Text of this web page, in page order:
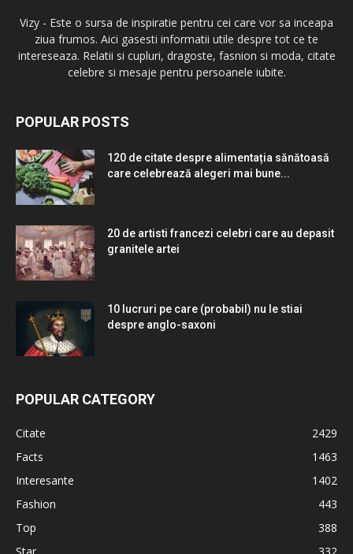
Vizy - Este o sursa de inspiratie pentru cei care vor sa inceapa
ziua frumos. Aici gasesti informatii utile despre tot ce te
intereseaza. Relatii si cupluri, dragoste, fasnion si moda, citate
celebre si mesaje pentru persoanele iubite.
POPULAR POSTS
120 de citate despre alimentația sănătoasă
care celebrează alegeri mai bune...
20 de artisti francezi celebri care au depasit
granitele artei
10 lucruri pe care (probabil) nu le stiai
despre anglo-saxoni
POPULAR CATEGORY
Citate
2429
Facts
1463
Interesante
1402
Fashion
443
Top
388
Star
332